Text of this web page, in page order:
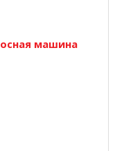
машина